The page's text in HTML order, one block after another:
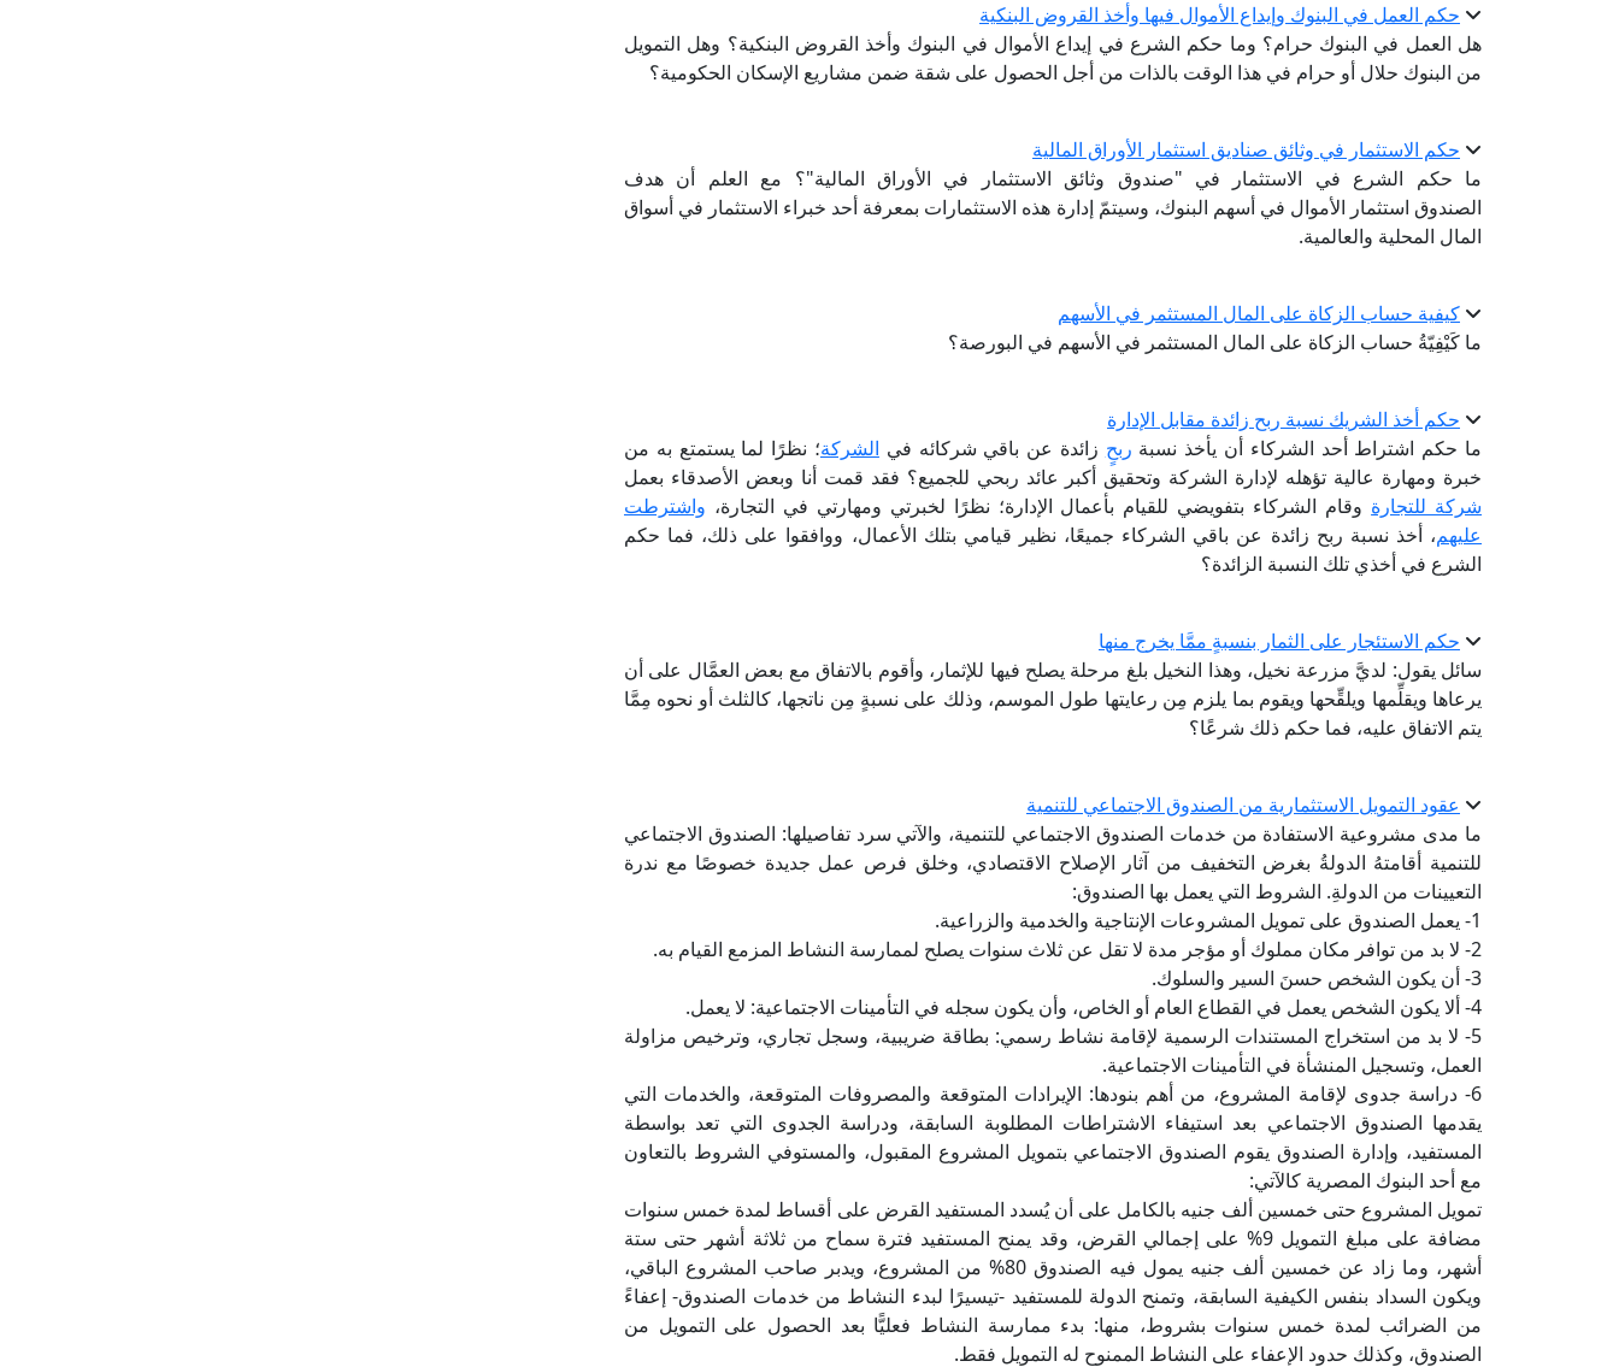
حكم العمل في البنوك وإيداع الأموال فيها وأخذ القروض البنكية
هل العمل في البنوك حرام؟ وما حكم الشرع في إيداع الأموال في البنوك وأخذ القروض البنكية؟ وهل التمويل
من البنوك حلال أو حرام في هذا الوقت بالذات من أجل الحصول على شقة ضمن مشاريع الإسكان الحكومية؟
حكم الاستثمار في وثائق صناديق استثمار الأوراق المالية
ما حكم الشرع في الاستثمار في "صندوق وثائق الاستثمار في الأوراق المالية"؟ مع العلم أن هدف
الصندوق استثمار الأموال في أسهم البنوك، وسيتمّ إدارة هذه الاستثمارات بمعرفة أحد خبراء الاستثمار في أسواق
المال المحلية والعالمية.
كيفية حساب الزكاة على المال المستثمر في الأسهم
ما كَيْفِيّةُ حساب الزكاة على المال المستثمر في الأسهم في البورصة؟
حكم أخذ الشريك نسبة ربح زائدة مقابل الإدارة
ما حكم اشتراط أحد الشركاء أن يأخذ نسبة ربحٍ زائدة عن باقي شركائه في الشركة؛ نظرًا لما يستمتع به من
خبرة ومهارة عالية تؤهله لإدارة الشركة وتحقيق أكبر عائد ربحي للجميع؟ فقد قمت أنا وبعض الأصدقاء بعمل
شركة للتجارة وقام الشركاء بتفويضي للقيام بأعمال الإدارة؛ نظرًا لخبرتي ومهارتي في التجارة، واشترطت
عليهم، أخذ نسبة ربح زائدة عن باقي الشركاء جميعًا، نظير قيامي بتلك الأعمال، ووافقوا على ذلك، فما حكم
الشرع في أخذي تلك النسبة الزائدة؟
حكم الاستئجار على الثمار بنسبةٍ ممَّا يخرج منها
سائل يقول: لديَّ مزرعة نخيل، وهذا النخيل بلغ مرحلة يصلح فيها للإثمار، وأقوم بالاتفاق مع بعض العمَّال على أن
يرعاها ويقلِّمها ويلقِّحها ويقوم بما يلزم مِن رعايتها طول الموسم، وذلك على نسبةٍ مِن ناتجها، كالثلث أو نحوه مِمَّا
يتم الاتفاق عليه، فما حكم ذلك شرعًا؟
عقود التمويل الاستثمارية من الصندوق الاجتماعي للتنمية
ما مدى مشروعية الاستفادة من خدمات الصندوق الاجتماعي للتنمية، والآتي سرد تفاصيلها: الصندوق الاجتماعي
للتنمية أقامتهُ الدولةُ بغرض التخفيف من آثار الإصلاح الاقتصادي، وخلق فرص عمل جديدة خصوصًا مع ندرة
التعيينات من الدولةِ. الشروط التي يعمل بها الصندوق:
1- يعمل الصندوق على تمويل المشروعات الإنتاجية والخدمية والزراعية.
2- لا بد من توافر مكان مملوك أو مؤجر مدة لا تقل عن ثلاث سنوات يصلح لممارسة النشاط المزمع القيام به.
3- أن يكون الشخص حسنَ السير والسلوك.
4- ألا يكون الشخص يعمل في القطاع العام أو الخاص، وأن يكون سجله في التأمينات الاجتماعية: لا يعمل.
5- لا بد من استخراج المستندات الرسمية لإقامة نشاط رسمي: بطاقة ضريبية، وسجل تجاري، وترخيص مزاولة
العمل، وتسجيل المنشأة في التأمينات الاجتماعية.
6- دراسة جدوى لإقامة المشروع، من أهم بنودها: الإيرادات المتوقعة والمصروفات المتوقعة، والخدمات التي
يقدمها الصندوق الاجتماعي بعد استيفاء الاشتراطات المطلوبة السابقة، ودراسة الجدوى التي تعد بواسطة
المستفيد، وإدارة الصندوق يقوم الصندوق الاجتماعي بتمويل المشروع المقبول، والمستوفي الشروط بالتعاون
مع أحد البنوك المصرية كالآتي:
تمويل المشروع حتى خمسين ألف جنيه بالكامل على أن يُسدد المستفيد القرض على أقساط لمدة خمس سنوات
مضافة على مبلغ التمويل 9% على إجمالي القرض، وقد يمنح المستفيد فترة سماح من ثلاثة أشهر حتى ستة
أشهر، وما زاد عن خمسين ألف جنيه يمول فيه الصندوق 80% من المشروع، ويدبر صاحب المشروع الباقي،
ويكون السداد بنفس الكيفية السابقة، وتمنح الدولة للمستفيد -تيسيرًا لبدء النشاط من خدمات الصندوق- إعفاءً
من الضرائب لمدة خمس سنوات بشروط، منها: بدء ممارسة النشاط فعليًّا بعد الحصول على التمويل من
الصندوق، وكذلك حدود الإعفاء على النشاط الممنوح له التمويل فقط.